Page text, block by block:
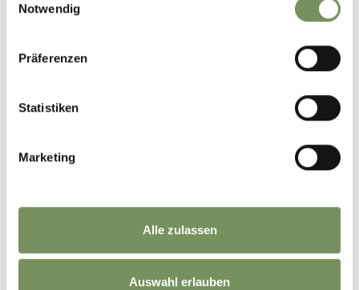
Notwendig
Präferenzen
Statistiken
Marketing
Alle zulassen
Auswahl erlauben